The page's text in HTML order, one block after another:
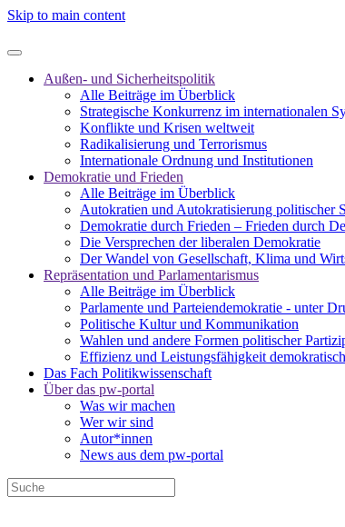
Skip to main content
Außen- und Sicherheitspolitik
Alle Beiträge im Überblick
Strategische Konkurrenz im internationalen
Konflikte und Krisen weltweit
Radikalisierung und Terrorismus
Internationale Ordnung und Institutionen
Demokratie und Frieden
Alle Beiträge im Überblick
Autokratien und Autokratisierung politischer
Demokratie durch Frieden – Frieden durch
Die Versprechen der liberalen Demokratie
Der Wandel von Gesellschaft, Klima und
Repräsentation und Parlamentarismus
Alle Beiträge im Überblick
Parlamente und Parteiendemokratie - unter
Politische Kultur und Kommunikation
Wahlen und andere Formen politischer
Effizienz und Leistungsfähigkeit
Das Fach Politikwissenschaft
Über das pw-portal
Was wir machen
Wer wir sind
Autor*innen
News aus dem pw-portal